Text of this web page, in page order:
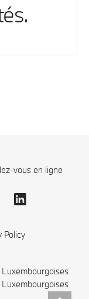
vous en ligne
Policy
Luxembourgoises
Luxembourgoises